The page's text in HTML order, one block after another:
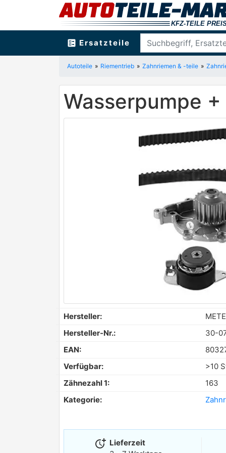
ballot Ersatzteile
Autoteile Riementrieb Zahnriemen & -teile
Wasserpumpe
Hersteller:
Hersteller-Nr.:
30-
EAN:
Verfügbar:
>10
Zähnezahl 1:
163
Kategorie:
more_time Lieferzeit